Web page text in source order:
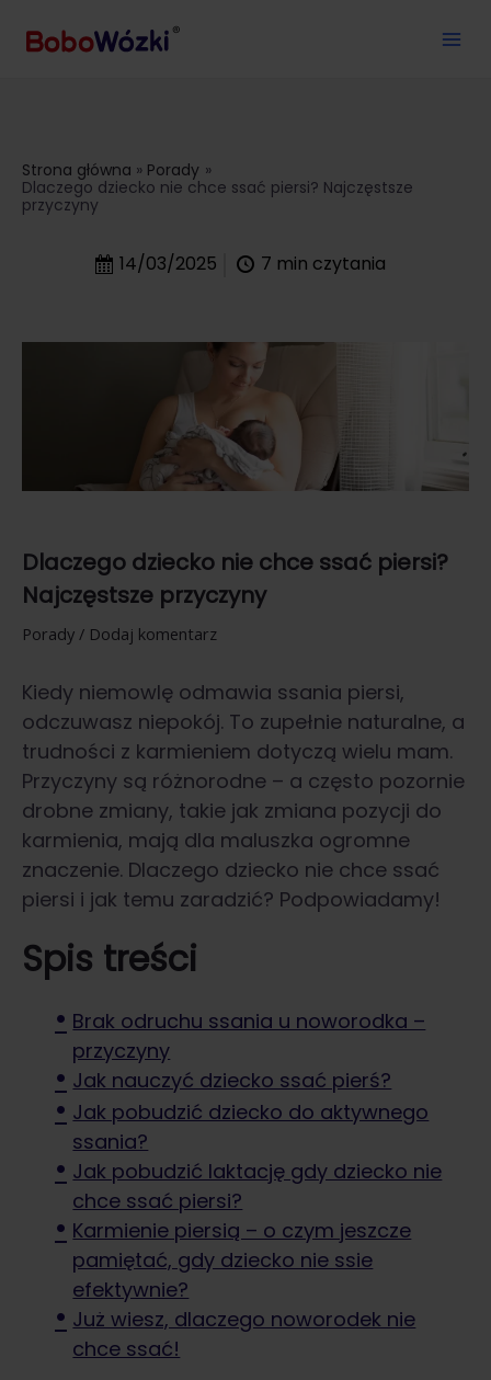
Strona główna
Porady
Dlaczego dziecko nie chce ssać piersi? Najczęstsze
przyczyny
14/03/2025 7 min czytania
Dlaczego dziecko nie chce ssać piersi?
Najczęstsze przyczyny
Porady / Dodaj komentarz
Kiedy niemowlę odmawia ssania piersi,
odczuwasz niepokój. To zupełnie naturalne, a
trudności z karmieniem dotyczą wielu mam.
Przyczyny są różnorodne – a często pozornie
drobne zmiany, takie jak zmiana pozycji do
karmienia, mają dla maluszka ogromne
znaczenie. Dlaczego dziecko nie chce ssać
piersi i jak temu zaradzić? Podpowiadamy!
Spis treści
Brak odruchu ssania u noworodka –
przyczyny
Jak nauczyć dziecko ssać pierś?
Jak pobudzić dziecko do aktywnego
ssania?
Jak pobudzić laktację gdy dziecko nie
chce ssać piersi?
Karmienie piersią – o czym jeszcze
pamiętać, gdy dziecko nie ssie
efektywnie?
Już wiesz, dlaczego noworodek nie
chce ssać!